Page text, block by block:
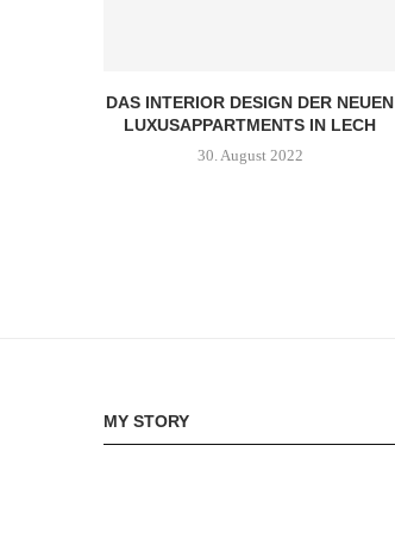
DAS INTERIOR DESIGN DER NEUEN
LUXUSAPPARTMENTS IN LECH
30. August 2022
MY STORY